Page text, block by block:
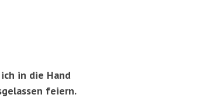
in die Hand
feiern.